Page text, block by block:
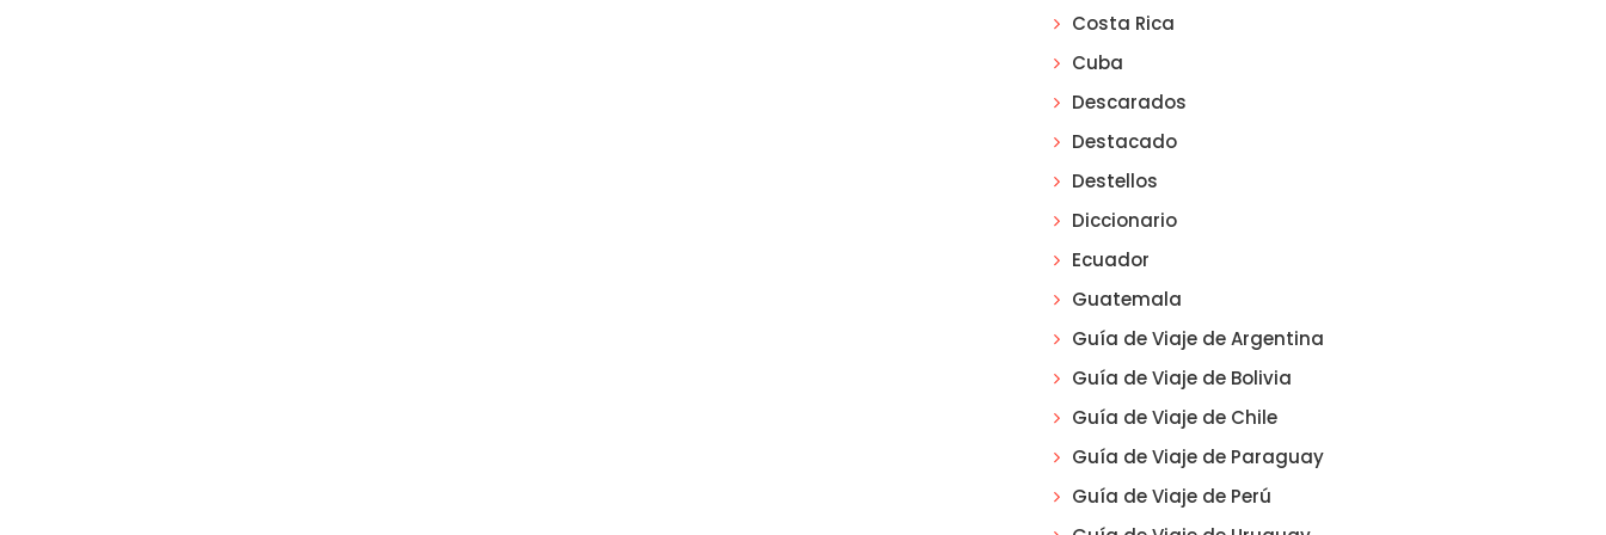
Costa Rica
Cuba
Descarados
Destacado
Destellos
Diccionario
Ecuador
Guatemala
Guía de Viaje de Argentina
Guía de Viaje de Bolivia
Guía de Viaje de Chile
Guía de Viaje de Paraguay
Guía de Viaje de Perú